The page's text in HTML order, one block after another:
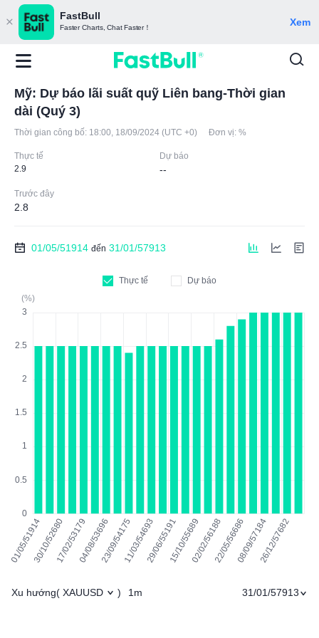
FastBull
Faster Charts, Chat Faster！ Xem
Mỹ: Dự báo lãi suất quỹ Liên bang-Thời gian
dài (Quý 3)
Thời gian công bố: 18:00, 18/09/2024 (UTC +0) Đơn vị: %
Thực tế
2.9
Dự báo
--
Trước đây
2.8
01/05/51914 đến 31/01/57913
Thực tế
Dự báo
(%)
Xu hướng( XAUUSD ) 1m 31/01/57913